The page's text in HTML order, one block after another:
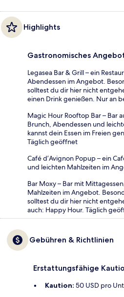
Highlights
Gastronomisches
Legasea Bar & Grill – ein
Abendessen im Angebot.
solltest du dir hier nicht
einen Drink genießen. Nur an
Magic Hour Rooftop Bar – Bar
Brunch, Abendessen und
kannst dein Essen im Freien
Täglich geöffnet
Café d’Avignon Popup – ein
und leichten Mahlzeiten im
Bar Moxy – Bar mit
Mahlzeiten im Angebot.
solltest du dir hier nicht
auch: Happy Hour. Täglich
Gebühren & Richtlinien
Erstattungsfähige
Kaution: 50 USD pro